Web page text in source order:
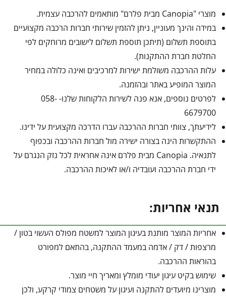
מוצרי "Canopia מבית פלרם" מותאמים להרכבה עצמית.
במידה והינך מעוניין, ניתן להזמין שירותי חברות הרכבה מקצועיים
בתוספת תשלום (תיתכן תוספת תשלום לישובים מרוחקים לפי
החלטת חברת ההתקנות).
עלות ההרכבה משולמת ישירות למרכיבים ואינה כלולה במחיר
המוצר המופיע באתר ובהזמנה.
לפרטים נוספים, אנא פנה לשירות הלקוחות שלנו- 058-
6679700
לידיעתך, צוותי חברות ההרכבה עברו הדרכה מקצועית על ידינו.
ההתקשרות הינה בצורה ישירה מול חברות ההרכבה ובכפוף
לתנאיה. Canopia מבית פלרם אינה אחראית לכל נזק הנגרם על
ידי חברת ההרכבה ועובדיה ו/או לאיכות ההרכבה.
תנאי אחריות:
אחריות המוצר מותנת בעיגון המוצר למשטח מפולס העשוי בטון /
מרצפות / דק / אדמה במעמד ההתקנה, בהתאם למפורט
בהוראות ההרכבה.
שימוש בקיט עיגון יעודי מומלץ ומאריך חיי מוצר.
מוצרינו מיועדים להתקנה ועיגון על משטחים צמודי קרקע, ולכן